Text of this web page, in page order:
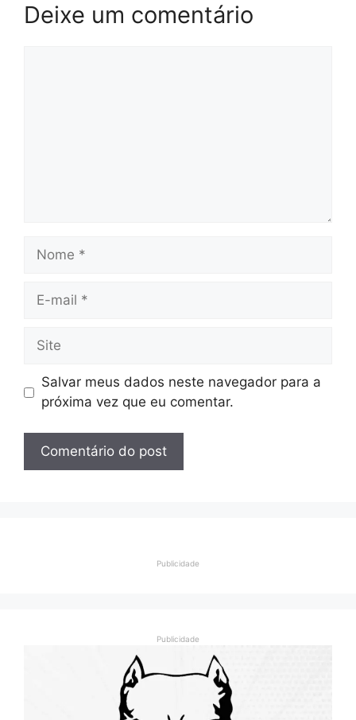
Deixe um comentário
Nome
Site
Salvar meus dados neste navegador para a
próxima vez que eu comentar.
Publicidade
Publicidade